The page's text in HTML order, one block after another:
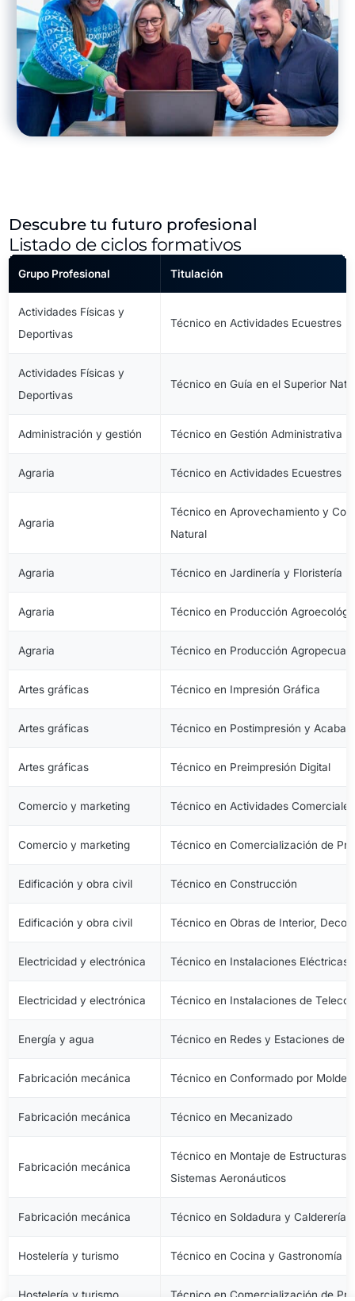
Descubre tu futuro profesional
Listado de ciclos formativos
Grupo Profesional Titulación
Actividades Físicas y
Deportivas
Técnico en Actividades Ecuestres
Actividades Físicas y
Deportivas
Técnico en Guía en el Superior
Administración y gestión Técnico en Gestión Administrativa
Agraria Técnico en Actividades Ecuestres
Agraria
Técnico en Aprovechamiento y
Natural
Agraria Técnico en Jardinería y Floristería
Agraria Técnico en Producción
Agraria Técnico en Producción
Artes gráficas Técnico en Impresión Gráfica
Artes gráficas Técnico en Postimpresión y
Artes gráficas Técnico en Preimpresión Digital
Comercio y marketing Técnico en Actividades Comerciales
Comercio y marketing Técnico en Comercialización de
Edificación y obra civil Técnico en Construcción
Edificación y obra civil Técnico en Obras de Interior,
Electricidad y electrónica Técnico en Instalaciones Eléctricas
Electricidad y electrónica Técnico en Instalaciones de
Energía y agua Técnico en Redes y Estaciones de
Fabricación mecánica Técnico en Conformado por
Fabricación mecánica Técnico en Mecanizado
Fabricación mecánica
Técnico en Montaje de Estructuras
Sistemas Aeronáuticos
Fabricación mecánica Técnico en Soldadura y Calderería
Hostelería y turismo Técnico en Cocina y Gastronomía
Hostelería y turismo Técnico en Comercialización de